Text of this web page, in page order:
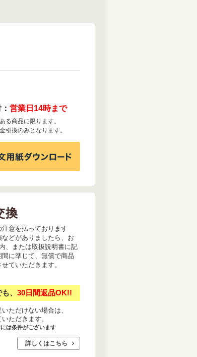
営業日14時まで
る商品に限ります。
引換のみとなります。
換
意を払っております
どがありましたら、お
、または取扱説明書に記
に準じて、無償で商品
ていただきます。
、 30日間返品OK!!
ただけない場合は、
ただきます。
は条件がございます
詳しくはこちら